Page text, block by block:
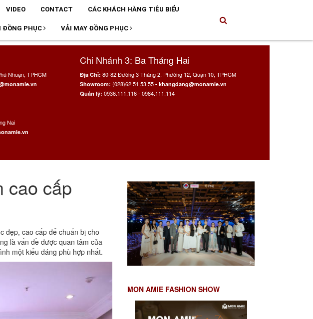
VIDEO CONTACT CÁC KHÁCH HÀNG TIÊU BIỂU
ĐỒNG PHỤC VẢI MAY ĐỒNG PHỤC
Nhuận, TPHCM
Chi Nhánh 3: Ba Tháng Hai
Địa Chỉ: 80-82 Đường 3 Tháng 2, Phường 12, Quận 10, TPHCM
Showroom: (028)62 51 53 55 - khangdang@monamie.vn
Quản lý: 0936.111.116 - 0984.111.114
Nai
cao cấp
đẹp, cao cấp để chuẩn bị cho
là vấn đề được quan tâm của
một kiểu dáng phù hợp nhất.
MON AMIE FASHION SHOW